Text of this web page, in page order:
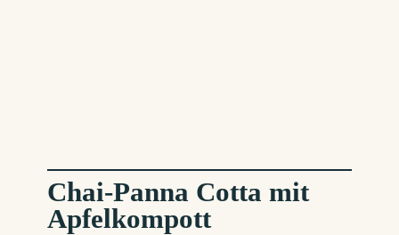
Chai-Panna Cotta mit
Apfelkompott